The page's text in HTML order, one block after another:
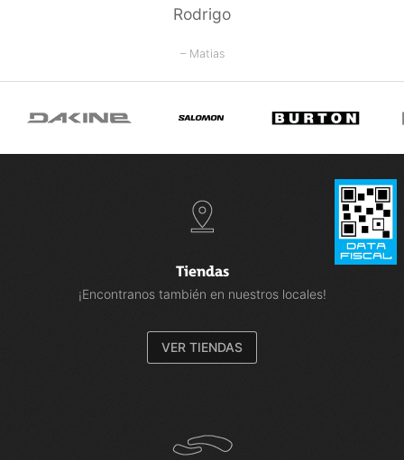
Rodrigo
– Matias
Tiendas
¡Encontranos también en nuestros locales!
VER TIENDAS